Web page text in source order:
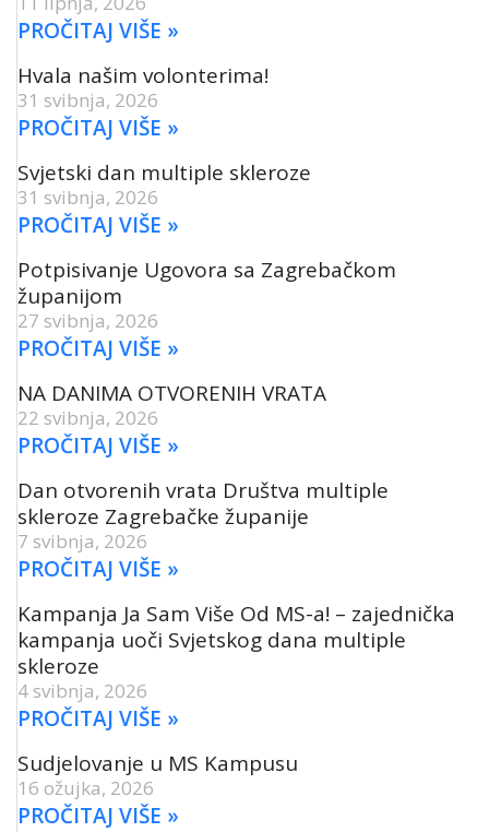
PROČITAJ VIŠE »
Hvala našim volonterima!
31 svibnja, 2026
PROČITAJ VIŠE »
Svjetski dan multiple skleroze
31 svibnja, 2026
PROČITAJ VIŠE »
Potpisivanje Ugovora sa Zagrebačkom
županijom
27 svibnja, 2026
PROČITAJ VIŠE »
NA DANIMA OTVORENIH VRATA
22 svibnja, 2026
PROČITAJ VIŠE »
Dan otvorenih vrata Društva multiple
skleroze Zagrebačke županije
7 svibnja, 2026
PROČITAJ VIŠE »
Kampanja Ja Sam Više Od MS-a! – zajednička
kampanja uoči Svjetskog dana multiple
skleroze
4 svibnja, 2026
PROČITAJ VIŠE »
Sudjelovanje u MS Kampusu
16 ožujka, 2026
PROČITAJ VIŠE »